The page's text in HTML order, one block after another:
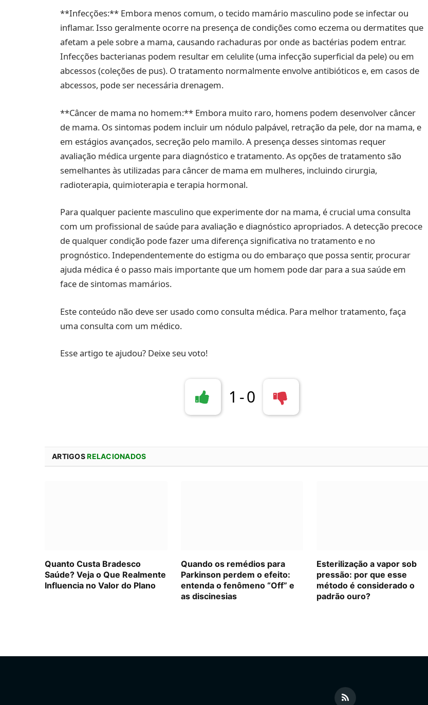
**Infecções:** Embora menos comum, o tecido mamário masculino pode se infectar ou
inflamar. Isso geralmente ocorre na presença de condições como eczema ou dermatites que
afetam a pele sobre a mama, causando rachaduras por onde as bactérias podem entrar.
Infecções bacterianas podem resultar em celulite (uma infecção superficial da pele) ou em
abcessos (coleções de pus). O tratamento normalmente envolve antibióticos e, em casos de
abcessos, pode ser necessária drenagem.
**Câncer de mama no homem:** Embora muito raro, homens podem desenvolver câncer
de mama. Os sintomas podem incluir um nódulo palpável, retração da pele, dor na mama, e
em estágios avançados, secreção pelo mamilo. A presença desses sintomas requer
avaliação médica urgente para diagnóstico e tratamento. As opções de tratamento são
semelhantes às utilizadas para câncer de mama em mulheres, incluindo cirurgia,
radioterapia, quimioterapia e terapia hormonal.
Para qualquer paciente masculino que experimente dor na mama, é crucial uma consulta
com um profissional de saúde para avaliação e diagnóstico apropriados. A detecção precoce
de qualquer condição pode fazer uma diferença significativa no tratamento e no
prognóstico. Independentemente do estigma ou do embaraço que possa sentir, procurar
ajuda médica é o passo mais importante que um homem pode dar para a sua saúde em
face de sintomas mamários.
Este conteúdo não deve ser usado como consulta médica. Para melhor tratamento, faça
uma consulta com um médico.
Esse artigo te ajudou? Deixe seu voto!
1 -0
ARTIGOSRELACIONADOS
Quanto Custa Bradesco
Saúde? Veja o Que Realmente
Influencia no Valor do Plano
Quando os remédios para
Parkinson perdem o efeito:
entenda o fenômeno “Off” e
as discinesias
Esterilização a vapor sob
pressão: por que esse
método é considerado o
padrão ouro?
RSS